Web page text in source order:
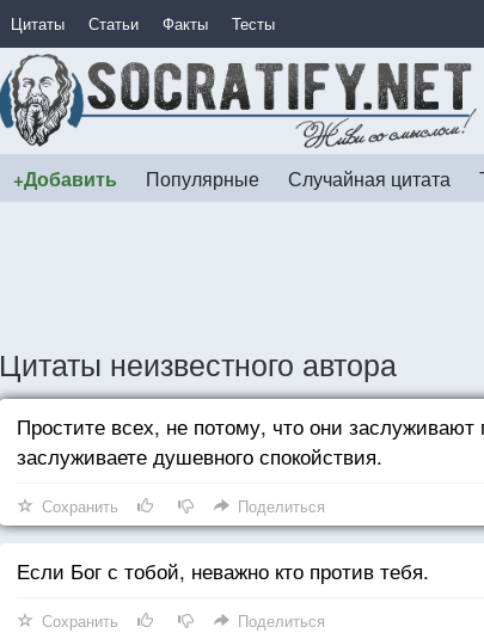
Цитаты Статьи Факты Тесты
+Добавить Популярные Случайная цитата
Цитаты неизвестного автора
Простите всех, не потому, что они
заслуживаете душевного спокойствия.
Сохранить Поделиться
Если Бог с тобой, неважно кто против тебя.
Сохранить Поделиться